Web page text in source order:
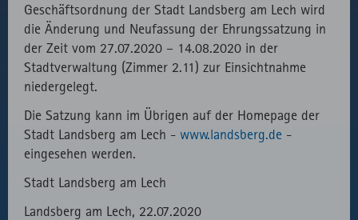
Geschäftsordnung der Stadt Landsberg am Lech wird
die Änderung und Neufassung der Ehrungssatzung in
der Zeit vom 27.07.2020 – 14.08.2020 in der
Stadtverwaltung (Zimmer 2.11) zur Einsichtnahme
niedergelegt.
Die Satzung kann im Übrigen auf der Homepage der
Stadt Landsberg am Lech - www.landsberg.de -
eingesehen werden.
Stadt Landsberg am Lech
Landsberg am Lech, 22.07.2020